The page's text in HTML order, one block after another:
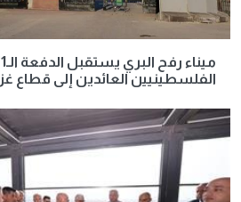
الفلسطينيين العائدين إلى قطاع